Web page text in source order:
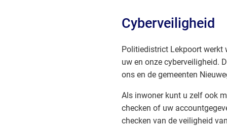
Cyberveiligheid
Politiedistrict Lekpoort werkt
uw en onze cyberveiligheid.
ons en de gemeenten
Als inwoner kunt u zelf ook
checken of uw
checken van de veiligheid